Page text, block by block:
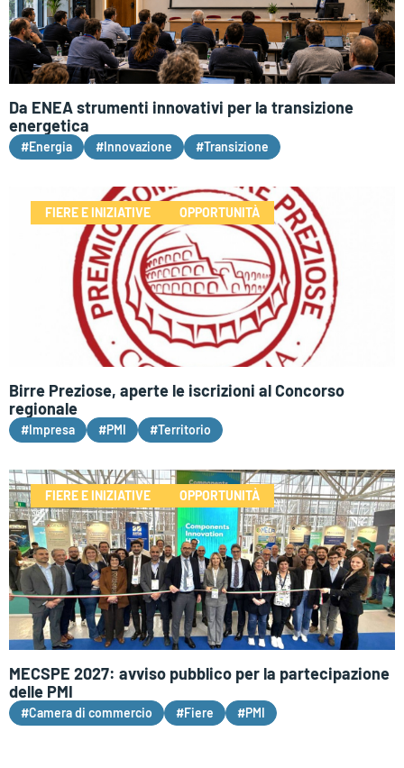
Da ENEA strumenti innovativi per la transizione
energetica
#Energia #Innovazione #Transizione
FIERE E INIZIATIVE OPPORTUNITÀ
Birre Preziose, aperte le iscrizioni al Concorso
regionale
#Impresa #PMI #Territorio
FIERE E INIZIATIVE OPPORTUNITÀ
MECSPE 2027: avviso pubblico per la partecipazione
delle PMI
#Camera di commercio #Fiere #PMI